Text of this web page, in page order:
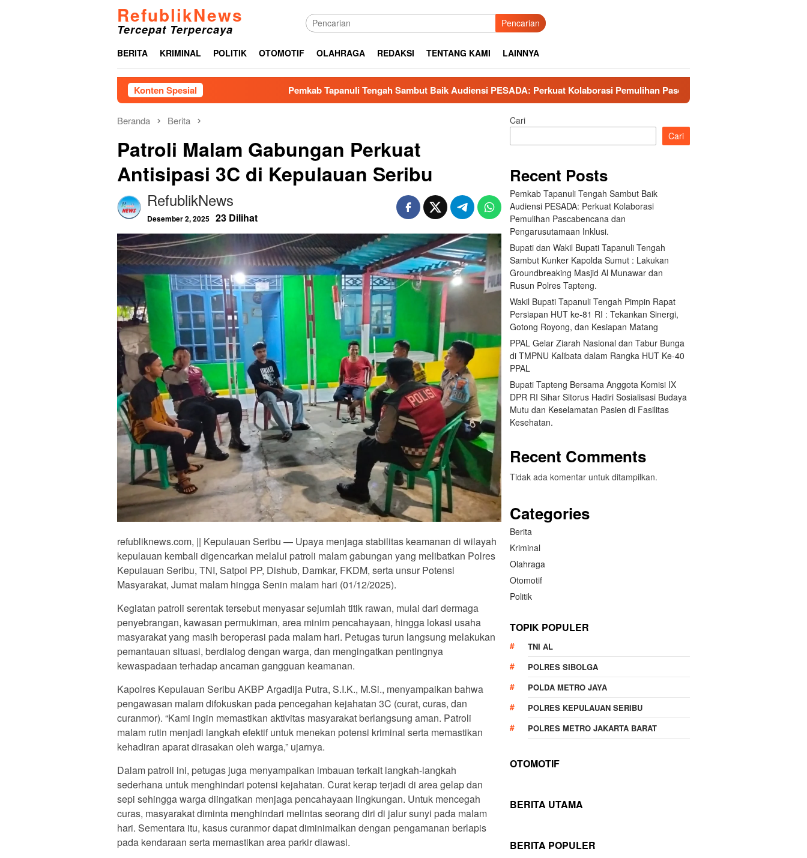
RefublikNews
Tercepat Terpercaya Pencarian
BERITA KRIMINAL POLITIK OTOMOTIF OLAHRAGA REDAKSI TENTANG KAMI LAINNYA
Konten Spesial Pemkab Tapanuli Tengah Sambut Baik Audiensi PESADA: Perkuat Kolaborasi Pemulihan Pascabencana dan Pengarusutamaan Inklusi.
Beranda Berita
Patroli Malam Gabungan Perkuat
Antisipasi 3C di Kepulauan Seribu
RefublikNews
Desember 2, 2025 23 Dilihat
refubliknews.com, || Kepulauan Seribu — Upaya menjaga stabilitas keamanan di wilayah
kepulauan kembali digencarkan melalui patroli malam gabungan yang melibatkan Polres
Kepulauan Seribu, TNI, Satpol PP, Dishub, Damkar, FKDM, serta unsur Potensi
Masyarakat, Jumat malam hingga Senin malam hari (01/12/2025).
Kegiatan patroli serentak tersebut menyasar sejumlah titik rawan, mulai dari dermaga
penyebrangan, kawasan permukiman, area minim pencahayaan, hingga lokasi usaha
masyarakat yang masih beroperasi pada malam hari. Petugas turun langsung melakukan
pemantauan situasi, berdialog dengan warga, dan mengingatkan pentingnya
kewaspadaan terhadap ancaman gangguan keamanan.
Kapolres Kepulauan Seribu AKBP Argadija Putra, S.I.K., M.Si., menyampaikan bahwa
pengawasan malam difokuskan pada pencegahan kejahatan 3C (curat, curas, dan
curanmor). “Kami ingin memastikan aktivitas masyarakat berlangsung aman. Patroli
malam rutin menjadi langkah efektif untuk menekan potensi kriminal serta memastikan
kehadiran aparat dirasakan oleh warga,” ujarnya.
Dalam patroli ini, petugas juga menyampaikan imbauan terkait langkah-langkah
sederhana untuk menghindari potensi kejahatan. Curat kerap terjadi di area gelap dan
sepi sehingga warga diingatkan menjaga pencahayaan lingkungan. Untuk mencegah
curas, masyarakat diminta menghindari melintas seorang diri di jalur sunyi pada malam
hari. Sementara itu, kasus curanmor dapat diminimalkan dengan pengamanan berlapis
pada kendaraan serta memastikan area parkir diawasi.
Cari
Cari
Recent Posts
Pemkab Tapanuli Tengah Sambut Baik
Audiensi PESADA: Perkuat Kolaborasi
Pemulihan Pascabencana dan
Pengarusutamaan Inklusi.
Bupati dan Wakil Bupati Tapanuli Tengah
Sambut Kunker Kapolda Sumut : Lakukan
Groundbreaking Masjid Al Munawar dan
Rusun Polres Tapteng.
Wakil Bupati Tapanuli Tengah Pimpin Rapat
Persiapan HUT ke-81 RI : Tekankan Sinergi,
Gotong Royong, dan Kesiapan Matang
PPAL Gelar Ziarah Nasional dan Tabur Bunga
di TMPNU Kalibata dalam Rangka HUT Ke-40
PPAL
Bupati Tapteng Bersama Anggota Komisi IX
DPR RI Sihar Sitorus Hadiri Sosialisasi Budaya
Mutu dan Keselamatan Pasien di Fasilitas
Kesehatan.
Recent Comments
Tidak ada komentar untuk ditampilkan.
Categories
Berita
Kriminal
Olahraga
Otomotif
Politik
TOPIK POPULER
TNI AL
POLRES SIBOLGA
POLDA METRO JAYA
POLRES KEPULAUAN SERIBU
POLRES METRO JAKARTA BARAT
OTOMOTIF
BERITA UTAMA
BERITA POPULER